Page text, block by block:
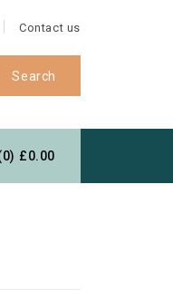
Contact us
Search
£0.00